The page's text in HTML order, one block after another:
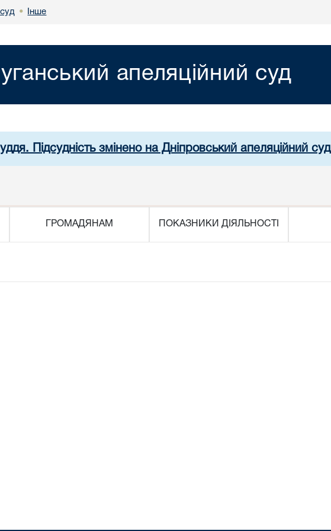
• Інше
апеляційний суд
Підсудність змінено на Дніпровський апеляційний суд
ГРОМАДЯНАМ ПОКАЗНИКИ ДІЯЛЬНОСТІ